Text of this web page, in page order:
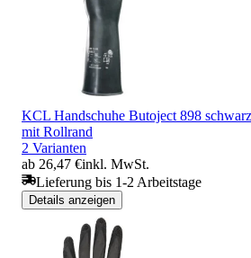
KCL Handschuhe Butoject 898
mit Rollrand
2 Varianten
ab 26,47 €inkl. MwSt.
Lieferung bis 1-2 Arbeitstage
Details anzeigen